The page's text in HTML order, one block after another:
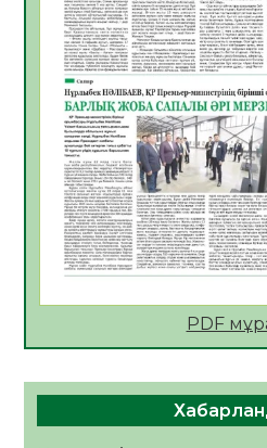
Open Air: Қызылорда
департаменті 20
көрерменнің
06.08.2026
ҚЫЗЫЛОРДАДА
ЖАРҚЫН БОЛАШАҚ»
МӘЖІЛІС ӨТТІ
05.08.2026
Қазақстан Орталық
азаматтың міндеті
PDF